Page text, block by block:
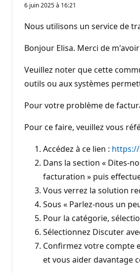
6 juin 2025 à 16:21
Nous utilisons un service de
Bonjour Elisa. Merci de
Veuillez noter que cette
outils ou aux systèmes
Pour votre problème de
Pour ce faire, veuillez vous
Accédez à ce lien :
Dans la section « Dites-
facturation » puis
Vous verrez la solution
Sous « Parlez-nous un
Pour la catégorie,
Sélectionnez Discuter
Confirmez votre compte
et vous aider davantage